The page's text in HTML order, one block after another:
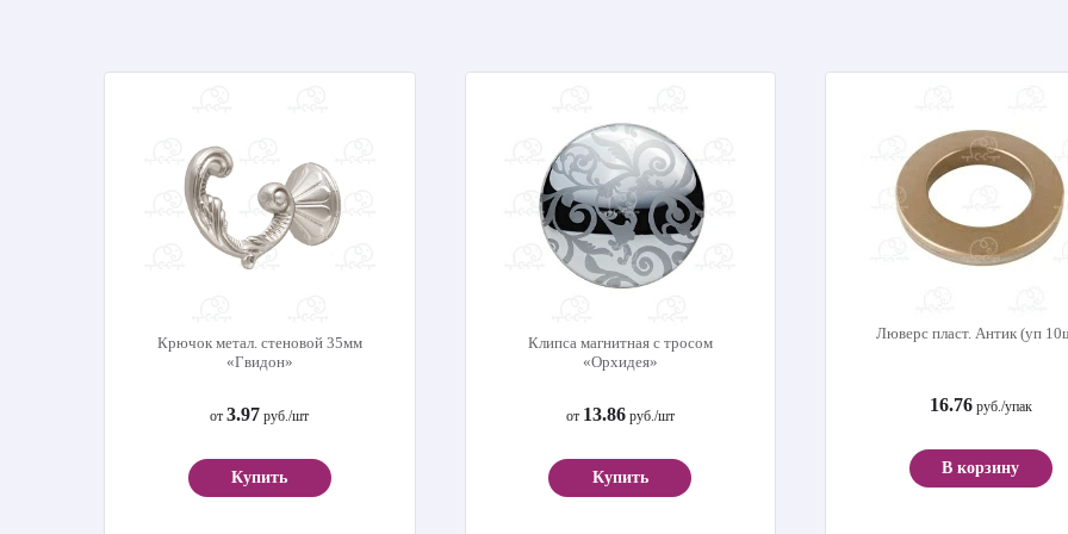
Крючок метал. стеновой 35мм
«Гвидон»
от3.97 руб./шт
Купить
Клипса магнитная с тросом
«Орхидея»
от 13.86руб./шт
Купить
Люверс пласт. Антик (уп
16.76руб./упак
В корзину